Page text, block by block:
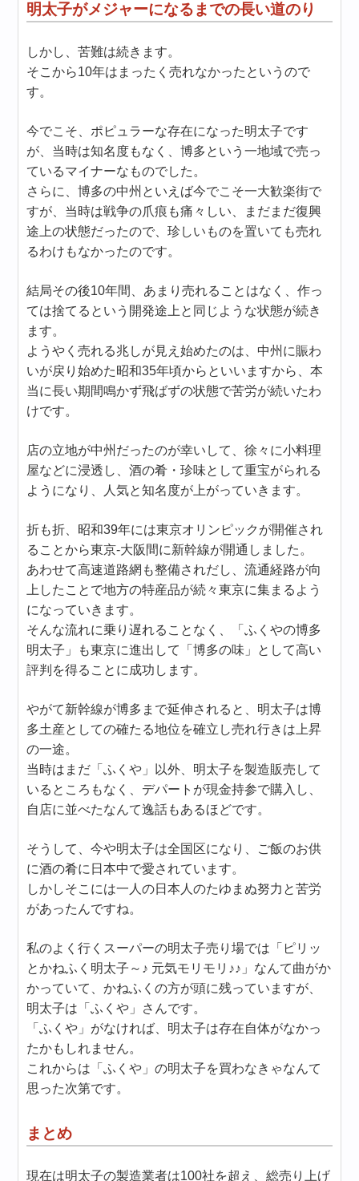
明太子がメジャーになるまでの長い道のり
しかし、苦難は続きます。
そこから10年はまったく売れなかったというので
す。
今でこそ、ポピュラーな存在になった明太子です
が、当時は知名度もなく、博多という一地域で売っ
ているマイナーなものでした。
さらに、博多の中州といえば今でこそ一大歓楽街で
すが、当時は戦争の爪痕も痛々しい、まだまだ復興
途上の状態だったので、珍しいものを置いても売れ
るわけもなかったのです。
結局その後10年間、あまり売れることはなく、作っ
ては捨てるという開発途上と同じような状態が続き
ます。
ようやく売れる兆しが見え始めたのは、中州に賑わ
いが戻り始めた昭和35年頃からといいますから、本
当に長い期間鳴かず飛ばずの状態で苦労が続いたわ
けです。
店の立地が中州だったのが幸いして、徐々に小料理
屋などに浸透し、酒の肴・珍味として重宝がられる
ようになり、人気と知名度が上がっていきます。
折も折、昭和39年には東京オリンピックが開催され
ることから東京-大阪間に新幹線が開通しました。
あわせて高速道路網も整備されだし、流通経路が向
上したことで地方の特産品が続々東京に集まるよう
になっていきます。
そんな流れに乗り遅れることなく、「ふくやの博多
明太子」も東京に進出して「博多の味」として高い
評判を得ることに成功します。
やがて新幹線が博多まで延伸されると、明太子は博
多土産としての確たる地位を確立し売れ行きは上昇
の一途。
当時はまだ「ふくや」以外、明太子を製造販売して
いるところもなく、デパートが現金持参で購入し、
自店に並べたなんて逸話もあるほどです。
そうして、今や明太子は全国区になり、ご飯のお供
に酒の肴に日本中で愛されています。
しかしそこには一人の日本人のたゆまぬ努力と苦労
があったんですね。
私のよく行くスーパーの明太子売り場では「ピリッ
とかねふく明太子～♪ 元気モリモリ♪♪」なんて曲がか
かっていて、かねふくの方が頭に残っていますが、
明太子は「ふくや」さんです。
「ふくや」がなければ、明太子は存在自体がなかっ
たかもしれません。
これからは「ふくや」の明太子を買わなきゃなんて
思った次第です。
まとめ
現在は明太子の製造業者は100社を超え、総売り上げ